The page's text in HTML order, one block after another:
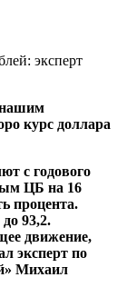
нашим
курс доллара
с годового
ЦБ на 16
процента.
93,2.
движение,
эксперт по
Михаил